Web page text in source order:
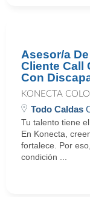
Asesor/a
Cliente Call
Con
KONECTA
Todo Caldas
Tu talento tiene
En Konecta,
fortalece. Por
condición ...